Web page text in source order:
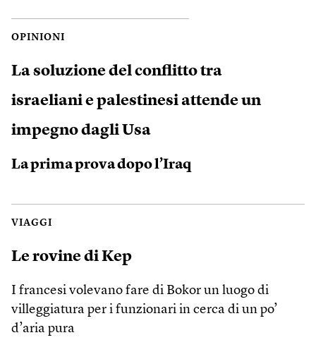
OPINIONI
La soluzione del conflitto tra
israeliani e palestinesi attende un
impegno dagli Usa
La prima prova dopo l’Iraq
VIAGGI
Le rovine di Kep
I francesi volevano fare di Bokor un luogo di
villeggiatura per i funzionari in cerca di un po’
d’aria pura